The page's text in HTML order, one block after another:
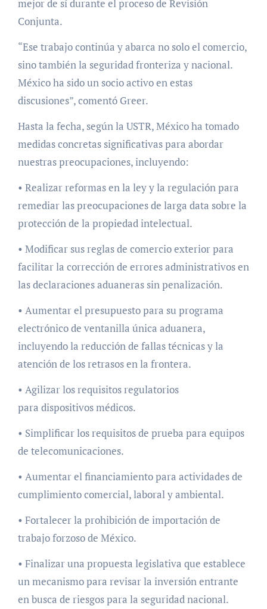
mejor de sí durante el proceso de Revisión
Conjunta.
“Ese trabajo continúa y abarca no solo el comercio,
sino también la seguridad fronteriza y nacional.
México ha sido un socio activo en estas
discusiones”, comentó Greer.
Hasta la fecha, según la USTR, México ha tomado
medidas concretas significativas para abordar
nuestras preocupaciones, incluyendo:
• Realizar reformas en la ley y la regulación para
remediar las preocupaciones de larga data sobre la
protección de la propiedad intelectual.
• Modificar sus reglas de comercio exterior para
facilitar la corrección de errores administrativos en
las declaraciones aduaneras sin penalización.
• Aumentar el presupuesto para su programa
electrónico de ventanilla única aduanera,
incluyendo la reducción de fallas técnicas y la
atención de los retrasos en la frontera.
• Agilizar los requisitos regulatorios
para dispositivos médicos.
• Simplificar los requisitos de prueba para equipos
de telecomunicaciones.
• Aumentar el financiamiento para actividades de
cumplimiento comercial, laboral y ambiental.
• Fortalecer la prohibición de importación de
trabajo forzoso de México.
• Finalizar una propuesta legislativa que establece
un mecanismo para revisar la inversión entrante
en busca de riesgos para la seguridad nacional.